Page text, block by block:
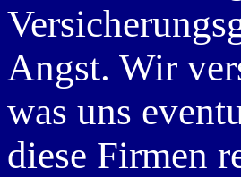
Angst. Wir
was uns
diese Firmen